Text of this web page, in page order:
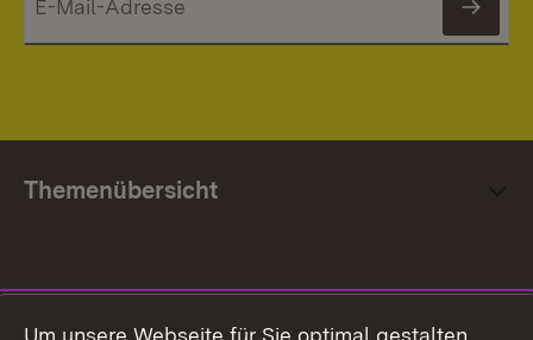
Themenübersicht
Um unsere Webseite für Sie optimal gestalten